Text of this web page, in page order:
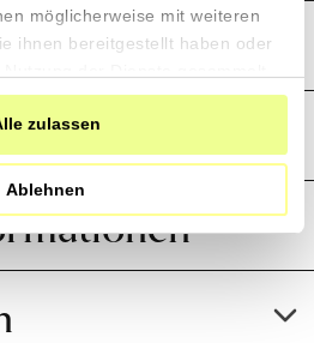
möglicherweise mit weiteren
ihnen bereitgestellt haben oder
zulassen
Ablehnen
Anbau